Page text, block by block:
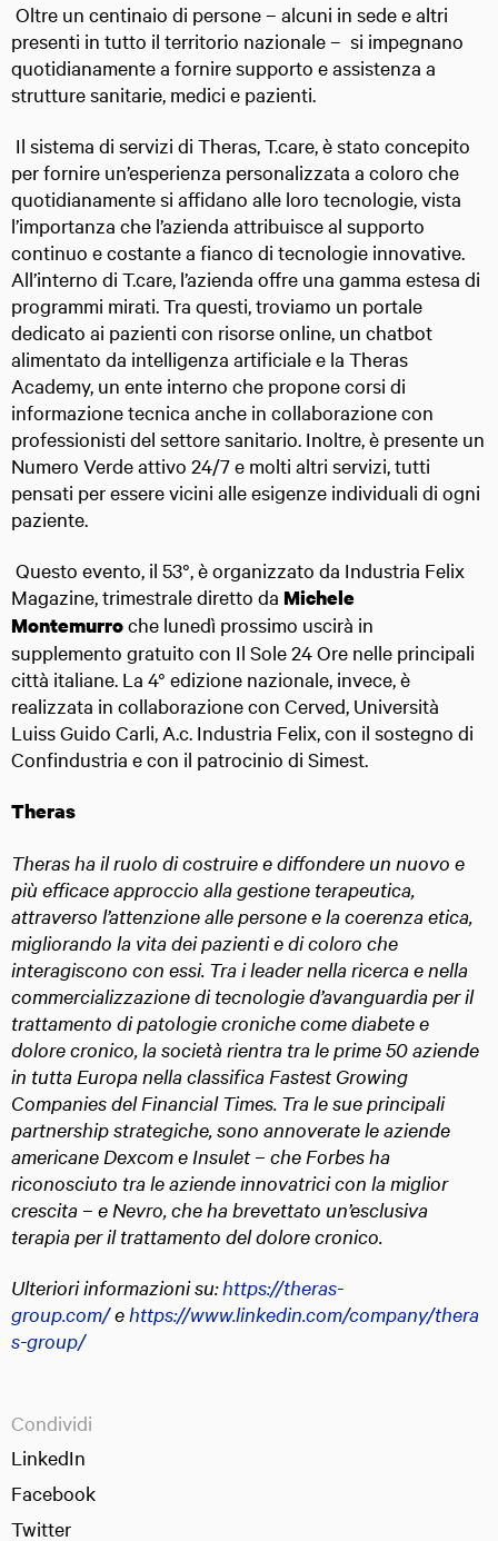
Condividi
LinkedIn
Facebook
Twitter
Oltre un centinaio di persone – alcuni in sede e altri
presenti in tutto il territorio nazionale – si impegnano
quotidianamente a fornire supporto e assistenza a
strutture sanitarie, medici e pazienti.
Il sistema di servizi di Theras, T.care, è stato concepito
per fornire un’esperienza personalizzata a coloro che
quotidianamente si affidano alle loro tecnologie, vista
l’importanza che l’azienda attribuisce al supporto
continuo e costante a fianco di tecnologie innovative.
All’interno di T.care, l’azienda offre una gamma estesa di
programmi mirati. Tra questi, troviamo un portale
dedicato ai pazienti con risorse online, un chatbot
alimentato da intelligenza artificiale e la Theras
Academy, un ente interno che propone corsi di
informazione tecnica anche in collaborazione con
professionisti del settore sanitario. Inoltre, è presente un
Numero Verde attivo 24/7 e molti altri servizi, tutti
pensati per essere vicini alle esigenze individuali di ogni
paziente.
Questo evento, il 53°, è organizzato da Industria Felix
Magazine, trimestrale diretto da Michele
Montemurroche lunedì prossimo uscirà in
supplemento gratuito con Il Sole 24 Ore nelle principali
città italiane. La 4° edizione nazionale, invece, è
realizzata in collaborazione con Cerved, Università
Luiss Guido Carli, A.c. Industria Felix, con il sostegno di
Confindustria e con il patrocinio di Simest.
Theras
Theras ha il ruolo di costruire e diffondere un nuovo e
più efficace approccio alla gestione terapeutica,
attraverso l’attenzione alle persone e la coerenza etica,
migliorando la vita dei pazienti e di coloro che
interagiscono con essi. Tra i leader nella ricerca e nella
commercializzazione di tecnologie d’avanguardia per il
trattamento di patologie croniche come diabete e
dolore cronico, la società rientra tra le prime 50 aziende
in tutta Europa nella classifica Fastest Growing
Companies del Financial Times. Tra le sue principali
partnership strategiche, sono annoverate le aziende
americane Dexcom e Insulet – che Forbes ha
riconosciuto tra le aziende innovatrici con la miglior
crescita – e Nevro, che ha brevettato un’esclusiva
terapia per il trattamento del dolore cronico.
Ulteriori informazioni su:https://theras-
group.com/ehttps://www.linkedin.com/company/thera
s-group/